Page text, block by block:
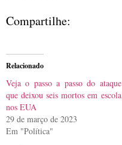
Compartilhe:
Relacionado
Veja o passo a passo do ataque
que deixou seis mortos em escola
nos EUA
29 de março de 2023
Em "Política"